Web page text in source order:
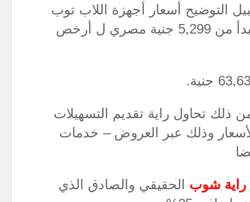
التوضيح أسعار أجهزة اللاب توب
في الموقع تبدأ من 5,299 جنية مصري ل أرخص
ذلك تحاول راية تقديم التسهيلات
وذلك عبر العروض – خدمات
شوب الحقيقي والصادق الذي